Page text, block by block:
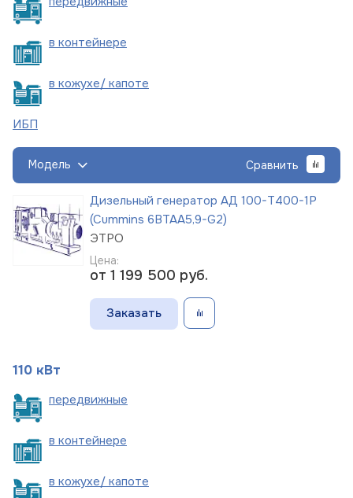
в контейнере
в кожухе/ капоте
ИБП
Модель Сравнить
Дизельный генератор АД 100-Т400-1Р
(Cummins 6BTAA5,9-G2)
ЭТРО
Цена:
от 1 199 500 руб.
Заказать
110 кВт
передвижные
в контейнере
в кожухе/ капоте